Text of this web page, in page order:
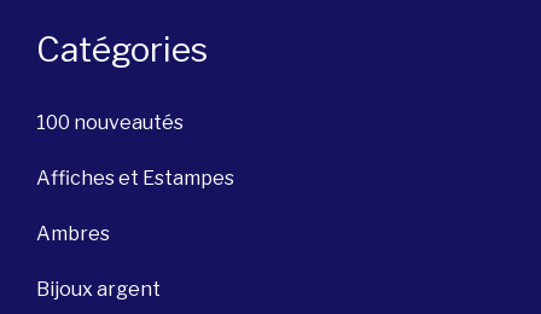
Catégories
100 nouveautés
Affiches et Estampes
Ambres
Bijoux argent